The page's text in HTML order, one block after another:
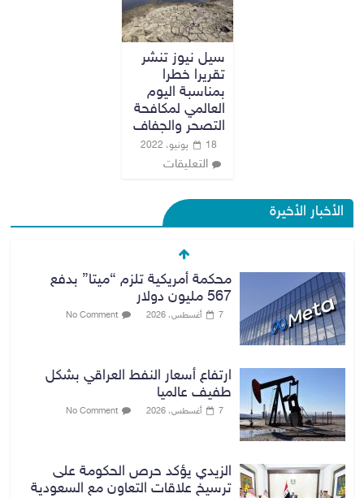
سيل نيوز تنشر
تقريرا خطرا
بمناسبة اليوم
العالمي لمكافحة
التصحر والجفاف
18 يونيو، 2022
التعليقات
الأخبار الأخيرة
محكمة أمريكية تلزم “ميتا” بدفع
567 مليون دولار
7 أغسطس، 2026 No Comment
ارتفاع أسعار النفط العراقي بشكل
طفيف عالميا
7 أغسطس، 2026 No Comment
الزيدي يؤكد حرص الحكومة على
ترسيخ علاقات التعاون مع السعودية